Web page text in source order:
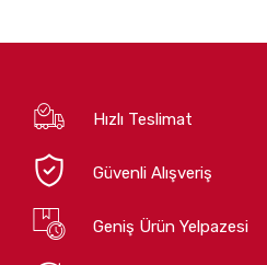
Hızlı Teslimat
Güvenli Alışveriş
Geniş Ürün Yelpazesi